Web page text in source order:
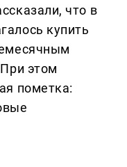
что в
купить
этом
пометка: